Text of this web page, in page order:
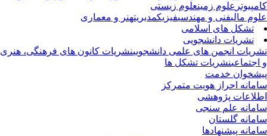
علوم زمینعلوم زیستی
مالیفنی و مهندسیفیزیکمدیریت هنر و معماری
تشکل های اسلامی
نشریات دانشجویی
انجمن های علمی دانشجویینشریات کانون های فرهنگی، هنری
نشریات تشکل ها
خدمت
احراز هویت متمرکز
پژوهشی
علم سنجی
گلستان
پیشنهادها